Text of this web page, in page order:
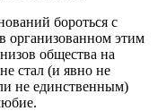
бороться с
организованном этим
общества на
стал (и явно не
не единственным)